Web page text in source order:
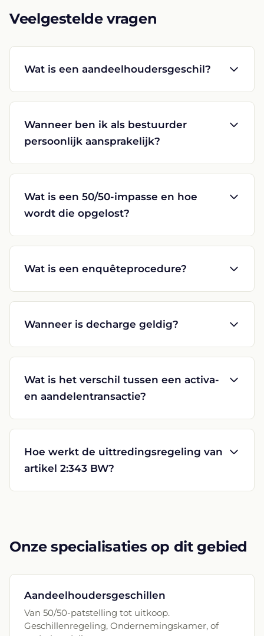
Veelgestelde vragen
Wat is een aandeelhoudersgeschil?
Wanneer ben ik als bestuurder
persoonlijk aansprakelijk?
Wat is een 50/50-impasse en hoe
wordt die opgelost?
Wat is een enquêteprocedure?
Wanneer is decharge geldig?
Wat is het verschil tussen een activa-
en aandelentransactie?
Hoe werkt de uittredingsregeling van
artikel 2:343 BW?
Onze specialisaties op dit gebied
Aandeelhoudersgeschillen
Van 50/50-patstelling tot uitkoop.
Geschillenregeling, Ondernemingskamer, of